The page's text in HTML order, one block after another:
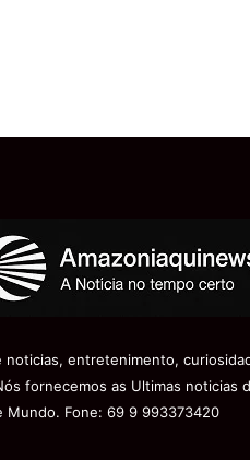
noticias, entretenimento,
fornecemos as Ultimas noticias
Mundo. Fone: 69 9 993373420